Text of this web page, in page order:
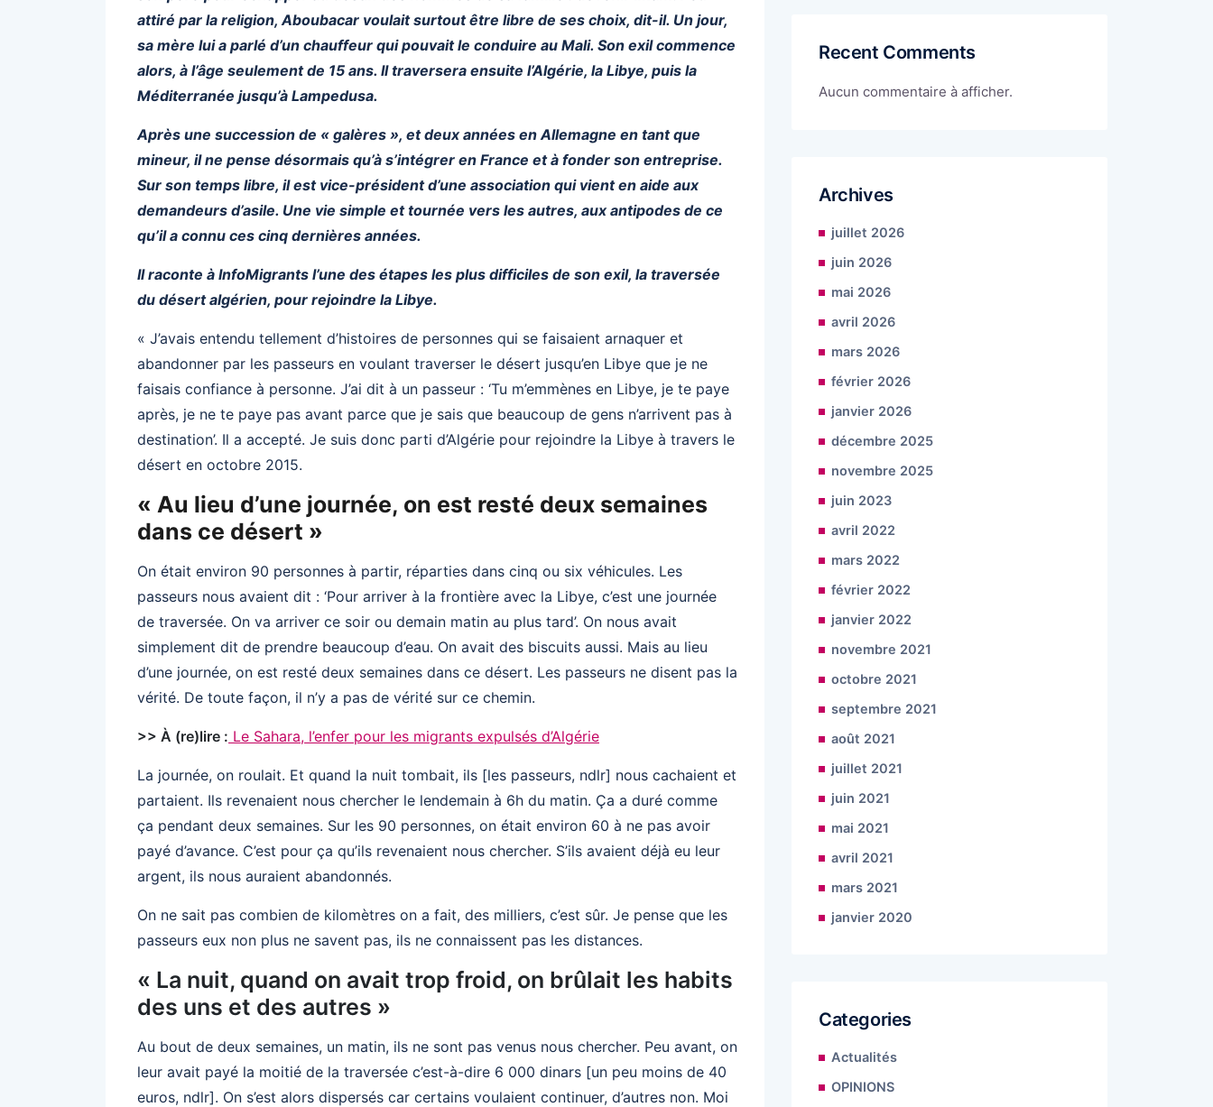
attiré par la religion, Aboubacar voulait surtout être libre de ses choix, dit-il. Un jour,
sa mère lui a parlé d’un chauffeur qui pouvait le conduire au Mali. Son exil commence
alors, à l’âge seulement de 15 ans. Il traversera ensuite l’Algérie, la Libye, puis la
Méditerranée jusqu’à Lampedusa.
Après une succession de « galères », et deux années en Allemagne en tant que
mineur, il ne pense désormais qu’à s’intégrer en France et à fonder son entreprise.
Sur son temps libre, il est vice-président d’une association qui vient en aide aux
demandeurs d’asile. Une vie simple et tournée vers les autres, aux antipodes de ce
qu’il a connu ces cinq dernières années.
Il raconte à InfoMigrants l’une des étapes les plus difficiles de son exil, la traversée
du désert algérien, pour rejoindre la Libye.
« J’avais entendu tellement d’histoires de personnes qui se faisaient arnaquer et
abandonner par les passeurs en voulant traverser le désert jusqu’en Libye que je ne
faisais confiance à personne. J’ai dit à un passeur : ‘Tu m’emmènes en Libye, je te paye
après, je ne te paye pas avant parce que je sais que beaucoup de gens n’arrivent pas à
destination’. Il a accepté. Je suis donc parti d’Algérie pour rejoindre la Libye à travers le
désert en octobre 2015.
« Au lieu d’une journée, on est resté deux semaines
dans ce désert »
On était environ 90 personnes à partir, réparties dans cinq ou six véhicules. Les
passeurs nous avaient dit : ‘Pour arriver à la frontière avec la Libye, c’est une journée
de traversée. On va arriver ce soir ou demain matin au plus tard’. On nous avait
simplement dit de prendre beaucoup d’eau. On avait des biscuits aussi. Mais au lieu
d’une journée, on est resté deux semaines dans ce désert. Les passeurs ne disent pas la
vérité. De toute façon, il n’y a pas de vérité sur ce chemin.
>> À (re)lire : Le Sahara, l’enfer pour les migrants expulsés d’Algérie
La journée, on roulait. Et quand la nuit tombait, ils [les passeurs, ndlr] nous cachaient et
partaient. Ils revenaient nous chercher le lendemain à 6h du matin. Ça a duré comme
ça pendant deux semaines. Sur les 90 personnes, on était environ 60 à ne pas avoir
payé d’avance. C’est pour ça qu’ils revenaient nous chercher. S’ils avaient déjà eu leur
argent, ils nous auraient abandonnés.
On ne sait pas combien de kilomètres on a fait, des milliers, c’est sûr. Je pense que les
passeurs eux non plus ne savent pas, ils ne connaissent pas les distances.
« La nuit, quand on avait trop froid, on brûlait les habits
des uns et des autres »
Au bout de deux semaines, un matin, ils ne sont pas venus nous chercher. Peu avant, on
leur avait payé la moitié de la traversée c’est-à-dire 6 000 dinars [un peu moins de 40
euros, ndlr]. On s’est alors dispersés car certains voulaient continuer, d’autres non. Moi
Recent Comments
Aucun commentaire à afficher.
Archives
juillet 2026
juin 2026
mai 2026
avril 2026
mars 2026
février 2026
janvier 2026
décembre 2025
novembre 2025
juin 2023
avril 2022
mars 2022
février 2022
janvier 2022
novembre 2021
octobre 2021
septembre 2021
août 2021
juillet 2021
juin 2021
mai 2021
avril 2021
mars 2021
janvier 2020
Categories
Actualités
OPINIONS